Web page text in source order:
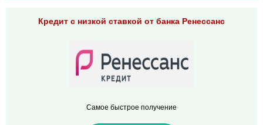
Кредит с низкой ставкой от банка Ренессанс
Самое быстрое получение